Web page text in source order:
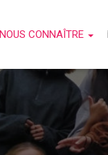
NOUS CONNAÎTRE